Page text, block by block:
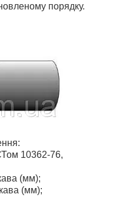
порядку.
10362-76,
(мм);
(мм);